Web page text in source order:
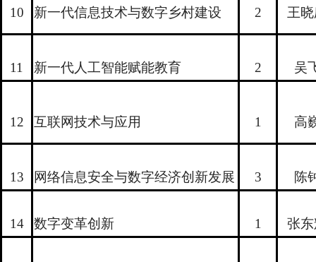
10 新一代信息技术与数字乡村建设 2 王
11 新一代人工智能赋能教育 2 吴
12 互联网技术与应用 1 高
13 网络信息安全与数字经济创新发展 3 陈
14 数字变革创新 1 张